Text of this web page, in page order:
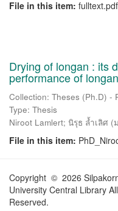
File in this item: fulltext.pdf
Drying of longan : its
performance of
Collection: Theses (Ph.D)
Type: Thesis
Niroot Lamlert; นิรุธ ล้ำเลิศ (
File in this item:
Copyright © 2026
University Central Library
Reserved.